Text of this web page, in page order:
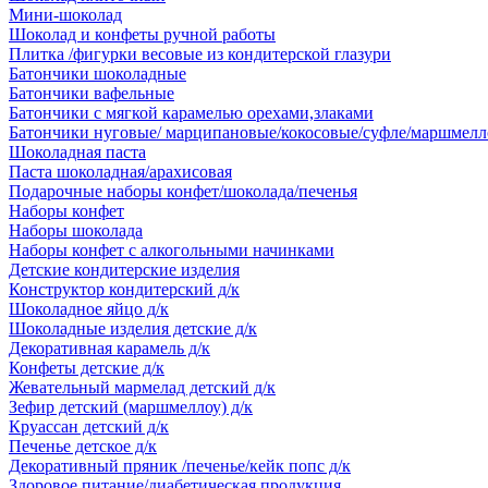
Мини-шоколад
Шоколад и конфеты ручной работы
Плитка /фигурки весовые из кондитерской глазури
Батончики шоколадные
Батончики вафельные
Батончики с мягкой карамелью орехами,злаками
Батончики нуговые/ марципановые/кокосовые/суфле/
Шоколадная паста
Паста шоколадная/арахисовая
Подарочные наборы конфет/шоколада/печенья
Наборы конфет
Наборы шоколада
Наборы конфет с алкогольными начинками
Детские кондитерские изделия
Конструктор кондитерский д/к
Шоколадное яйцо д/к
Шоколадные изделия детские д/к
Декоративная карамель д/к
Конфеты детские д/к
Жевательный мармелад детский д/к
Зефир детский (маршмеллоу) д/к
Круассан детский д/к
Печенье детское д/к
Декоративный пряник /печенье/кейк попс д/к